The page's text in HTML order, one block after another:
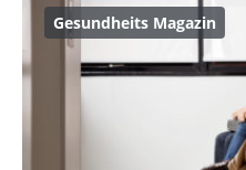
Gesundheits Magazin